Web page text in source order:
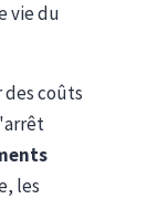
vie du
coûts
les